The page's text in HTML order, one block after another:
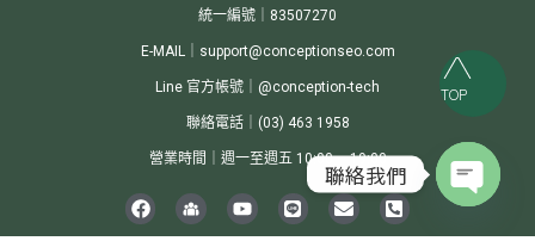
TOP
統一編號｜83507270
E-MAIL｜support@conceptionseo.com
Line 官方帳號｜@conception-tech
聯絡電話｜(03) 463 1958
營業時間｜週一至週五 10:00 ~ 19:00
聯絡我們